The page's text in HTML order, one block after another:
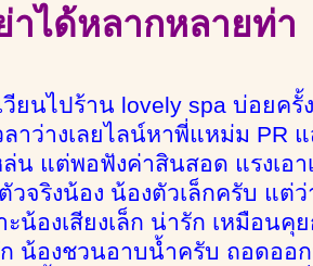
าได้หลากหลายท่า
ยนไปร้าน lovely spa บ่อยครั้
าว่างเลยไลน์หาพี่แหม่ม PR
น แต่พอฟังค่าสินสอด แรงเอา
จริงน้อง น้องตัวเล็กครับ แต่
น้องเสียงเล็ก น่ารัก เหมือนคุ
น้องชวนอาบน้ำครับ ถอดออ